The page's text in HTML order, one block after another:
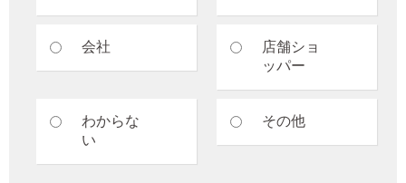
会社
店舗ショ
ッパー
わからな
い
その他